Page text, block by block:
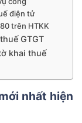
điện tử
trên HTKK
GTGT
khai thuế
nhất hiện